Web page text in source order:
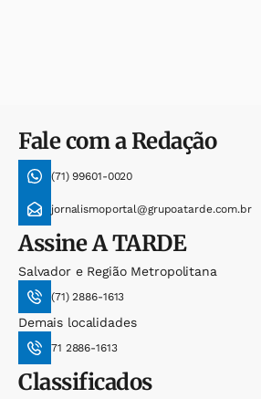
Fale com a Redação
(71) 99601-0020
jornalismoportal@grupoatarde.com.br
AssineA TARDE
Salvador e Região Metropolitana
(71) 2886-1613
Demais localidades
71 2886-1613
Classificados